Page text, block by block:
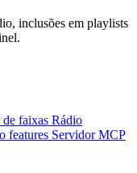
inclusões em playlists
faixas Rádio
features Servidor MCP